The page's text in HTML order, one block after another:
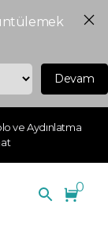
Devam
ve Aydınlatma
0